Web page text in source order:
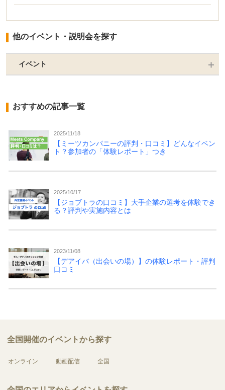
他のイベント・説明会を探す
イベント
おすすめの記事一覧
2025/11/18
【ミーツカンパニーの評判・口コミ】どんなイベン
ト？参加者の「体験レポート」つき
2025/10/17
【ジョブトラの口コミ】大手企業の選考を体験でき
る？評判や実施内容とは
2023/11/08
【デアイバ（出会いの場）】の体験レポート・評判
口コミ
全国開催のイベントから探す
オンライン 動画配信 全国